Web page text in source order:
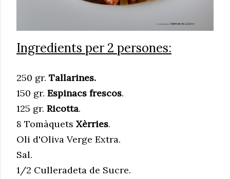
Ingredients per 2 persones:
250 gr. Tallarines.
150 gr. Espinacs frescos.
125 gr. Ricotta.
8 Tomàquets Xèrries.
Oli d'Oliva Verge Extra.
Sal.
1/2 Culleradeta de Sucre.